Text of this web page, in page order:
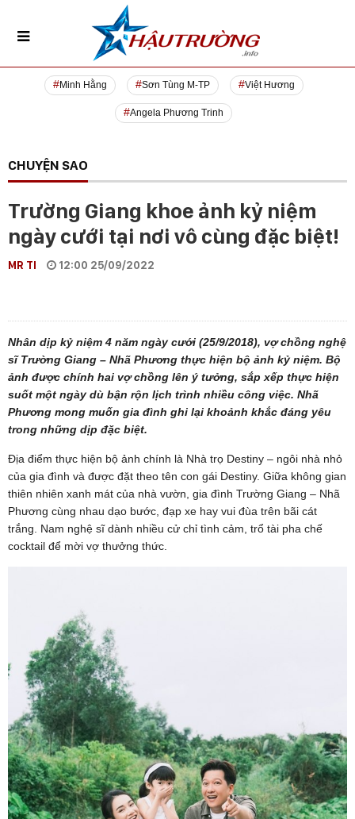
Minh Hằng Sơn Tùng M-TP Việt Hương
Angela Phương Trinh
CHUYỆN SAO
Trường Giang khoe ảnh kỷ niệm
ngày cưới tại nơi vô cùng đặc biệt!
MR TI 12:00 25/09/2022
Nhân dịp kỷ niệm 4 năm ngày cưới (25/9/2018), vợ chồng nghệ
sĩ Trường Giang – Nhã Phương thực hiện bộ ảnh kỷ niệm. Bộ
ảnh được chính hai vợ chồng lên ý tưởng, sắp xếp thực hiện
suốt một ngày dù bận rộn lịch trình nhiều công việc. Nhã
Phương mong muốn gia đình ghi lại khoảnh khắc đáng yêu
trong những dịp đặc biệt.
Địa điểm thực hiện bộ ảnh chính là Nhà trọ Destiny – ngôi nhà nhỏ
của gia đình và được đặt theo tên con gái Destiny. Giữa không gian
thiên nhiên xanh mát của nhà vườn, gia đình Trường Giang – Nhã
Phương cùng nhau dạo bước, đạp xe hay vui đùa trên bãi cát
trắng. Nam nghệ sĩ dành nhiều cử chỉ tình cảm, trổ tài pha chế
cocktail để mời vợ thưởng thức.